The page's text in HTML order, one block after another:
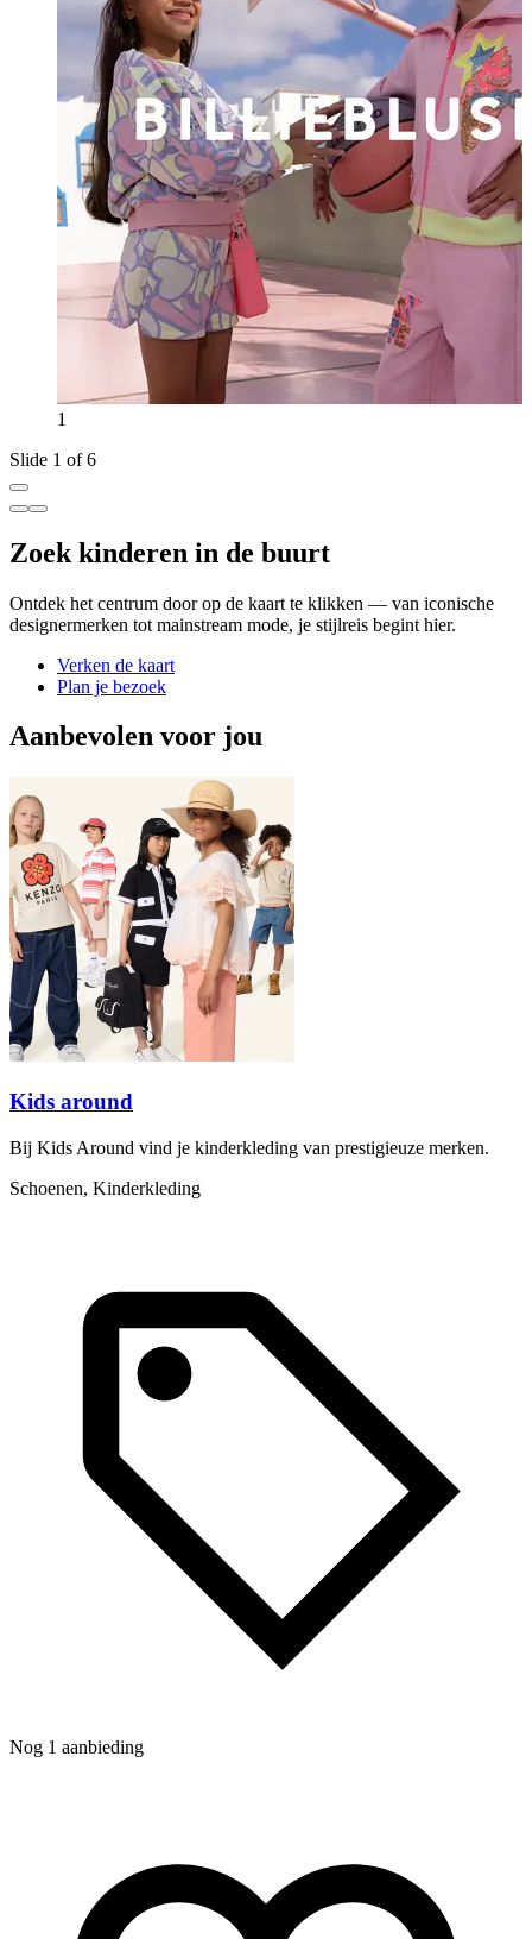
1
Slide 1 of 6
Zoek kinderen in de buurt
Ontdek het centrum door op de kaart te klikken — van iconische
designermerken tot mainstream mode, je stijlreis begint hier.
Verken de kaart
Plan je bezoek
Aanbevolen voor jou
Kids around
Bij Kids Around vind je kinderkleding van prestigieuze merken.
Schoenen, Kinderkleding
Nog 1 aanbieding